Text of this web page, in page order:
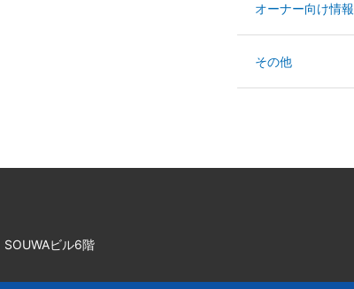
オーナー向け情報
その他
SOUWAビル6階